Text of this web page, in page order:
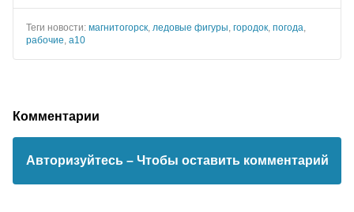
Теги новости: магнитогорск ледовые фигуры городок погода
рабочие а10
Комментарии
Авторизуйтесь – Чтобы оставить комментарий